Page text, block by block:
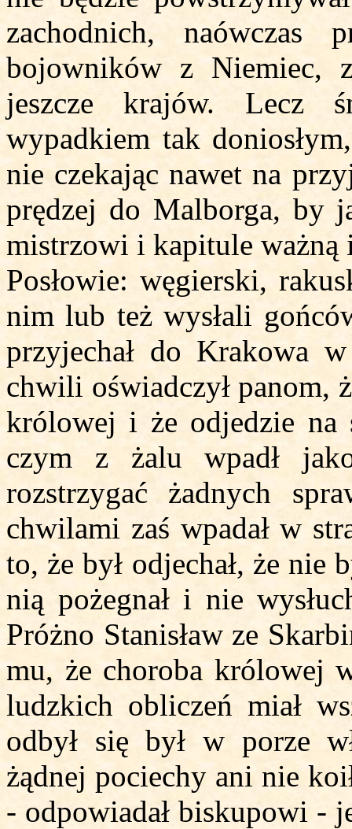
zachodnich,
bojowników z Niemiec,
jeszcze krajów. Lecz
wypadkiem tak
nie czekając nawet na
prędzej do Malborga, by
mistrzowi i kapitule ważną
Posłowie: węgierski,
nim lub też wysłali
przyjechał do Krakowa
chwili oświadczył panom,
królowej i że odjedzie
czym z żalu wpadł
rozstrzygać żadnych
chwilami zaś wpadał w
to, że był odjechał, że nie
nią pożegnał i nie
Próżno Stanisław ze
mu, że choroba królowej
ludzkich obliczeń miał
odbył się był w porze
żądnej pociechy ani nie
- odpowiadał biskupowi -